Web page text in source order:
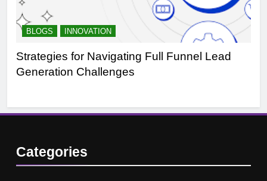
BLOGS INNOVATION
Strategies for Navigating Full Funnel Lead
Generation Challenges
Categories